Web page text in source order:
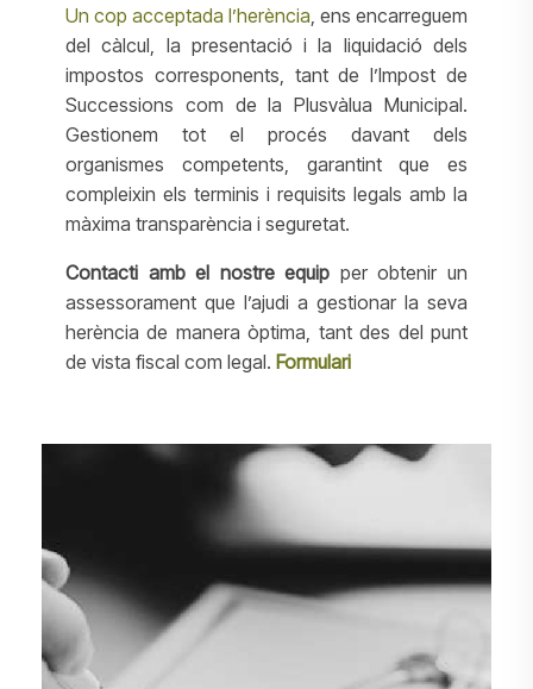
Un cop acceptada l’herència, ens encarreguem
del càlcul, la presentació i la liquidació dels
impostos corresponents, tant de l’Impost de
Successions com de la Plusvàlua Municipal.
Gestionem tot el procés davant dels
organismes competents, garantint que es
compleixin els terminis i requisits legals amb la
màxima transparència i seguretat.
Contacti amb el nostre equip per obtenir un
assessorament que l’ajudi a gestionar la seva
herència de manera òptima, tant des del punt
de vista fiscal com legal. Formulari